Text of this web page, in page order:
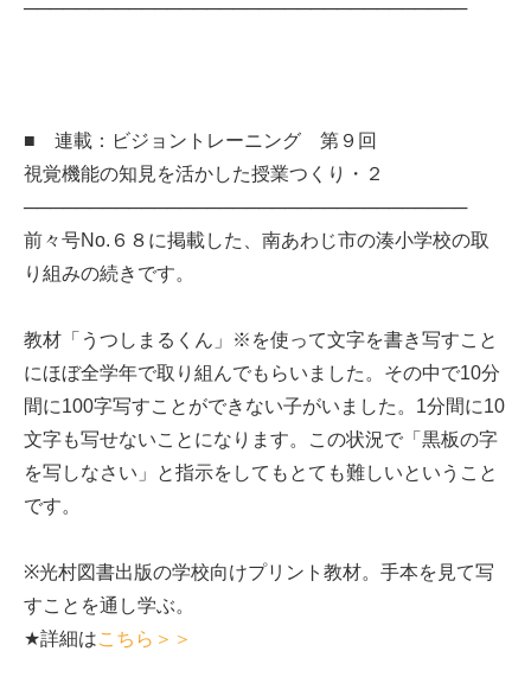
──────────────────────────────────
■ 連載：ビジョントレーニング 第９回
視覚機能の知見を活かした授業つくり・２
──────────────────────────────────
前々号No.６８に掲載した、南あわじ市の湊小学校の取
り組みの続きです。
教材「うつしまるくん」※を使って文字を書き写すこと
にほぼ全学年で取り組んでもらいました。その中で10分
間に100字写すことができない子がいました。1分間に10
文字も写せないことになります。この状況で「黒板の字
を写しなさい」と指示をしてもとても難しいということ
です。
※光村図書出版の学校向けプリント教材。手本を見て写
すことを通し学ぶ。
★詳細はこちら＞＞